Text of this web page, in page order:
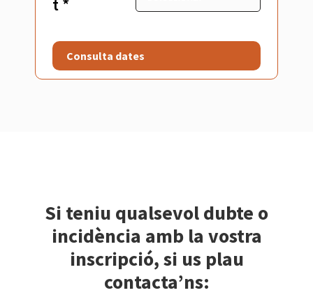
Consulta dates
Si teniu qualsevol dubte o
incidència amb la vostra
inscripció, si us plau
contacta’ns: